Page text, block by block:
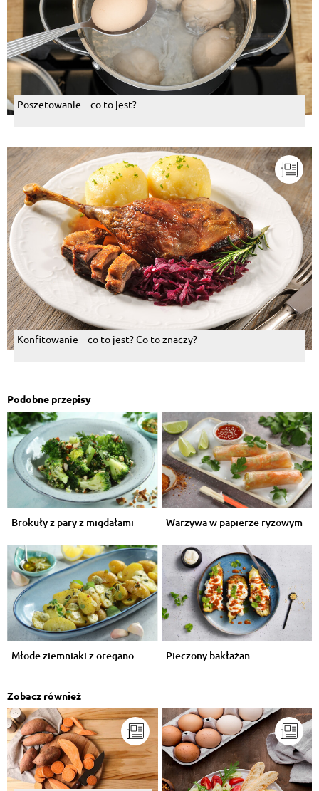
Poszetowanie – co to jest?
Konfitowanie – co to jest? Co to znaczy?
Podobne przepisy
Brokuły z pary z migdałami Warzywa w papierze ryżowym
Młode ziemniaki z oregano Pieczony bakłażan
Zobacz również